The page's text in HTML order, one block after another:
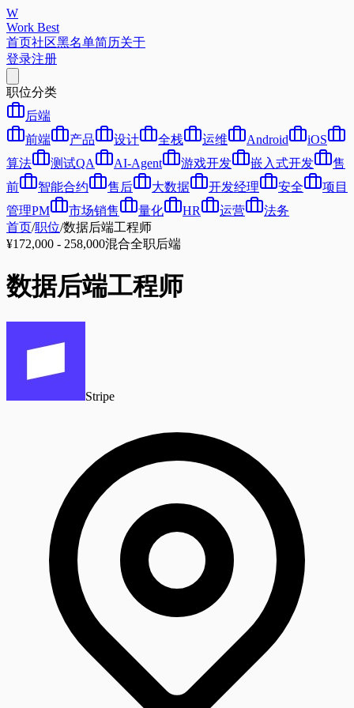
W
Work Best
首页社区黑名单简历关于
登录注册
职位分类
后端
前端
产品 设计 全栈 运维 Android
iOS
算法
测试QA AI-Agent 游戏开发 嵌入式开发
售
前
智能合约 售后 大数据 开发经理 安全
项目
管理PM
市场销售 量化 HR 运营
法务
首页/职位/数据后端工程师
¥172,000 - 258,000混合全职后端
数据后端工程师
Stripe